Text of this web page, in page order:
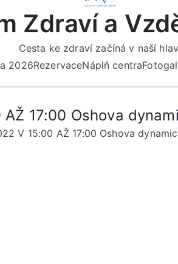
Zdraví a
Cesta ke zdraví začíná v naší
2026RezervaceNáplň centra
AŽ 17:00 Oshova
V 15:00 AŽ 17:00 Oshova